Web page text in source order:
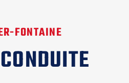
FONTAINE